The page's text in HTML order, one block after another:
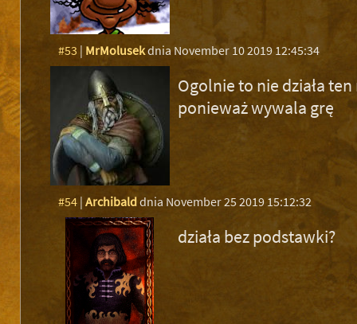
#53 | MrMolusekdnia November 10 2019 12:45:34
Ogolnie to nie działa
ponieważ wywala grę
#54| Archibalddnia November 25 2019 15:12:32
działa bez podstawki?